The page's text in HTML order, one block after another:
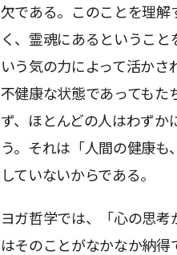
欠である。このことを理
く、霊魂にあるというこ
いう気の力によって活かさ
不健康な状態であってもた
ず、ほとんどの人はわずか
う。それは「人間の健康
していないからである。
ヨガ哲学では、「心の思
はそのことがなかなか納